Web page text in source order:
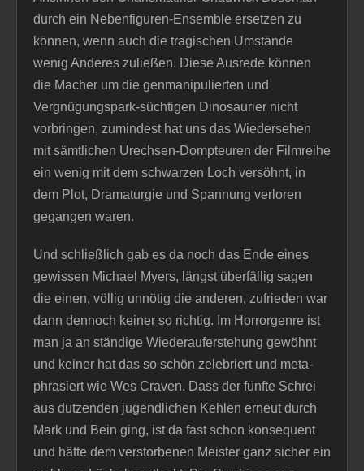
durch ein Nebenfiguren-Ensemble ersetzen zu
können, wenn auch die tragischen Umstände
wenig Anderes zuließen. Diese Ausrede können
die Macher um die genmanipulierten und
Vergnügungspark-süchtigen Dinosaurier nicht
vorbringen, zumindest hat uns das Wiedersehen
mit sämtlichen Urechsen-Dompteuren der Filmreihe
ein wenig mit dem schwarzen Loch versöhnt, in
dem Plot, Dramaturgie und Spannung verloren
gegangen waren.
Und schließlich gab es da noch das Ende eines
gewissen Michael Myers, längst überfällig sagen
die einen, völlig unnötig die anderen, zufrieden war
dann dennoch keiner so richtig. Im Horrorgenre ist
man ja an ständige Wiederauferstehung gewöhnt
und keiner hat das so schön zelebriert und meta-
phrasiert wie Wes Craven. Dass der fünfte Schrei
aus dutzenden jugendlichen Kehlen erneut durch
Mark und Bein ging, ist da fast schon konsequent
und hätte dem verstorbenen Meister ganz sicher ein